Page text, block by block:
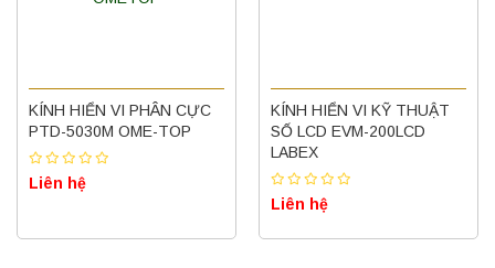
KÍNH HIỂN VI PHÂN CỰC
PTD-5030M OME-TOP
Liên hệ
KÍNH HIỂN VI KỸ THUẬT
SỐ LCD EVM-200LCD
LABEX
Liên hệ